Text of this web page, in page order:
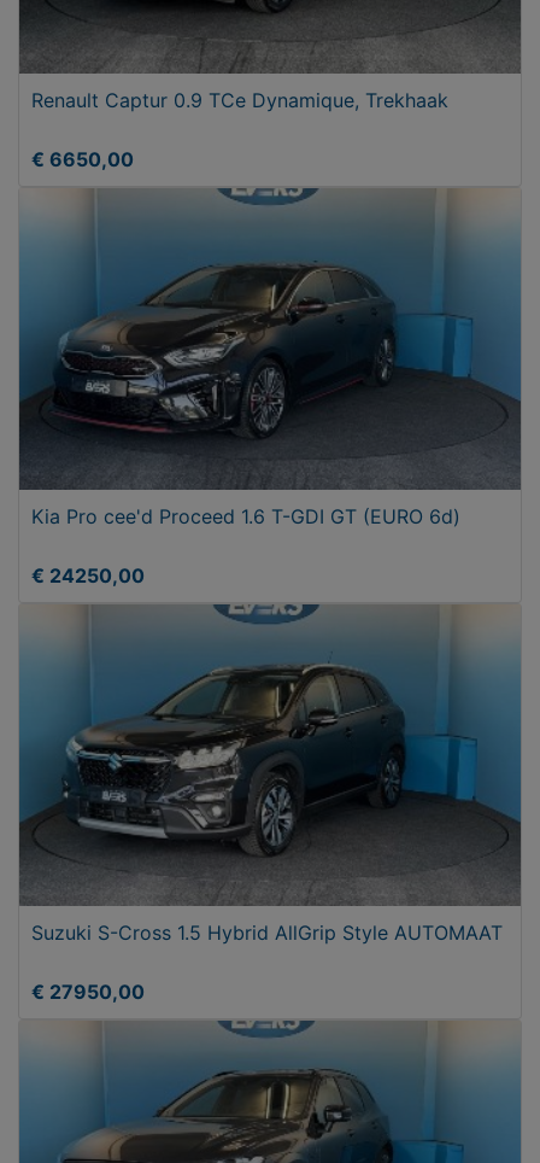
Renault Captur 0.9 TCe Dynamique, Trekhaak
€ 6650,00
Kia Pro cee'd Proceed 1.6 T-GDI GT (EURO 6d)
€ 24250,00
Suzuki S-Cross 1.5 Hybrid AllGrip Style AUTOMAAT
€ 27950,00